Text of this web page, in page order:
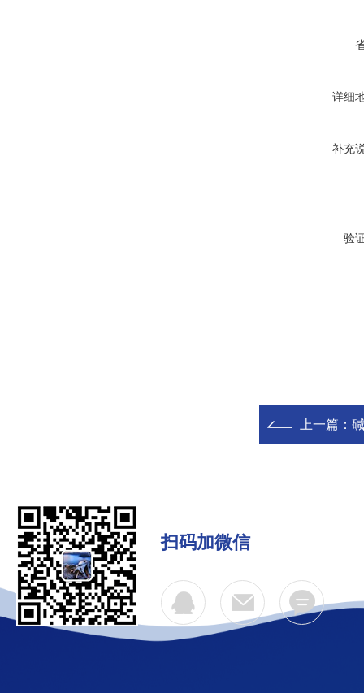
详细
补充
验
上一篇：
扫码加微信